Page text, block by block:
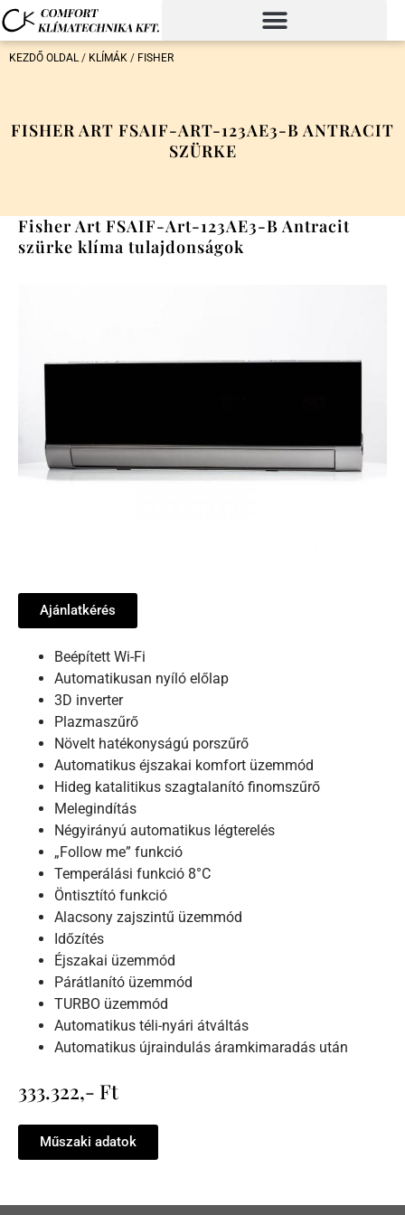
KEZDŐ OLDAL/ KLÍMÁK / FISHER
FISHER ART FSAIF-ART-123AE3-B ANTRACIT
SZÜRKE
Fisher Art FSAIF-Art-123AE3-B Antracit
szürke klíma tulajdonságok
Ajánlatkérés
Beépített Wi-Fi
Automatikusan nyíló előlap
3D inverter
Plazmaszűrő
Növelt hatékonyságú porszűrő
Automatikus éjszakai komfort üzemmód
Hideg katalitikus szagtalanító finomszűrő
Melegindítás
Négyirányú automatikus légterelés
„Follow me” funkció
Temperálási funkció 8°C
Öntisztító funkció
Alacsony zajszintű üzemmód
Időzítés
Éjszakai üzemmód
Párátlanító üzemmód
TURBO üzemmód
Automatikus téli-nyári átváltás
Automatikus újraindulás áramkimaradás után
333.322,- Ft
Műszaki adatok